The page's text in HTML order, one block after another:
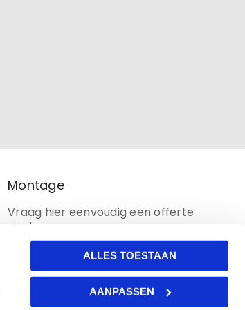
ALLES TOESTAAN
AANPASSEN
Montage
Vraag hier eenvoudig een offerte
aan!